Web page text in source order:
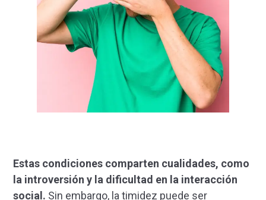
Estas condiciones comparten cualidades, como
la introversión y la dificultad en la interacción
social. Sin embargo, la timidez puede ser